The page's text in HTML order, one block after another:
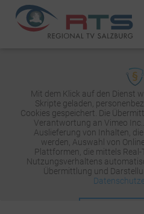
Mit dem Klick auf den Dienst
Skripte geladen,
Cookies gespeichert. Die
Verantwortung an Vimeo
Auslieferung von Inhalten,
werden, Auswahl von
Plattformen, die mittels
Nutzungsverhaltens
Übermittlung und